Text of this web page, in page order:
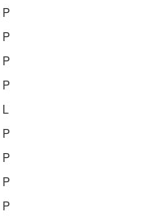
P
P
P
P
L
P
P
P
P